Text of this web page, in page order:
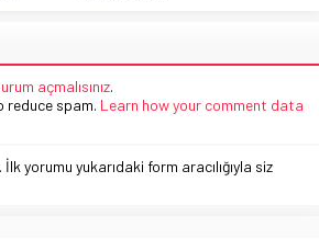
açmalısınız.
reduce spam. Learn how your comment data
İlk yorumu yukarıdaki form aracılığıyla siz